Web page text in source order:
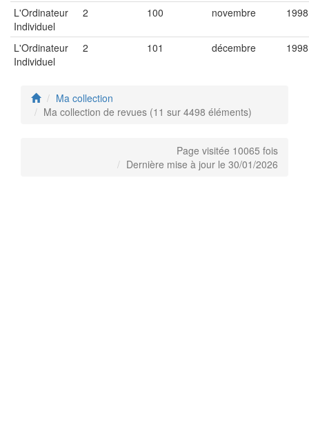
L'Ordinateur
Individuel
2 100 novembre 1998
L'Ordinateur
Individuel
2 101 décembre 1998
Ma collection
Ma collection de revues (11 sur 4498 éléments)
Page visitée 10065 fois
Dernière mise à jour le 30/01/2026